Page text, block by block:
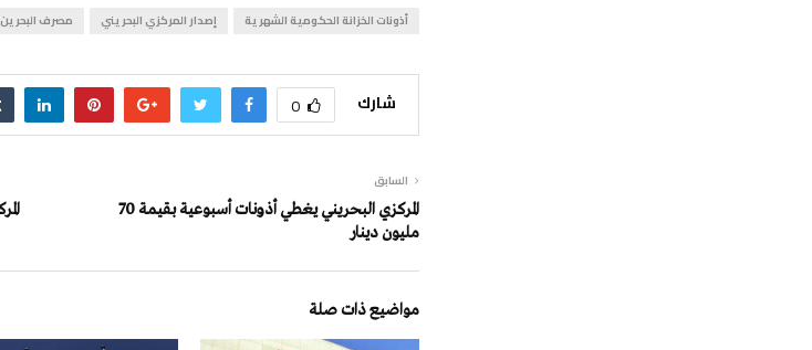
أذونات الخزانة الحكومية الشهرية إصدار المركزي البحريني مصرف
شارك 0
السابق
المركزي البحريني يغطي أذونات أسبوعية بقيمة 70
مليون دينار
مواضيع ذات صلة